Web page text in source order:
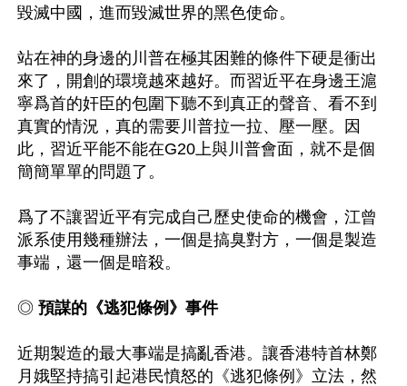
毀滅中國，進而毀滅世界的黑色使命。
站在神的身邊的川普在極其困難的條件下硬是衝出
來了，開創的環境越來越好。而習近平在身邊王滬
寧爲首的奸臣的包圍下聽不到真正的聲音、看不到
真實的情況，真的需要川普拉一拉、壓一壓。因
此，習近平能不能在G20上與川普會面，就不是個
簡簡單單的問題了。
爲了不讓習近平有完成自己歷史使命的機會，江曾
派系使用幾種辦法，一個是搞臭對方，一個是製造
事端，還一個是暗殺。
◎ 預謀的《逃犯條例》事件
近期製造的最大事端是搞亂香港。讓香港特首林鄭
月娥堅持搞引起港民憤怒的《逃犯條例》立法，然